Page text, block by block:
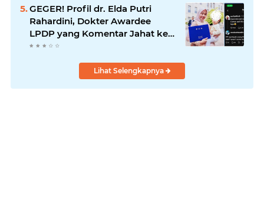
GEGER! Profil dr. Elda Putri
Rahardini, Dokter Awardee
LPDP yang Komentar Jahat ke
Pasien BPJS
Lihat Selengkapnya